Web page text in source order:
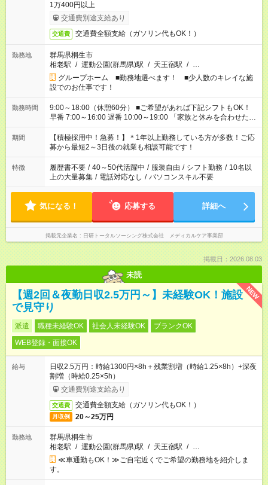
1万400円以上
交通費別途支給あり
交通費 交通費全額支給（ガソリン代もOK！）
勤務地
群馬県桐生市
相老駅 / 運動公園(群馬県)駅 / 天王宿駅 / …
グループホーム ■勤務地選べます！ ■少人数のキレイな施
設でのお仕事です！
勤務時間
9:00～18:00（休憩60分） ■ご希望があれば下記シフトもOK！
早番 7:00～16:00 遅番 10:00～19:00 「家族と休みを合わせた
い」 「余裕を持って夕飯の準備がしたい」 「できれば残業はし
たくない」 など、ご希望を教えてくださいね。 ※Wワーク希望
の方へ 今ご覧のお仕事で希望する勤務時間と、もう1つのお仕事
の勤務時間。 合計で週40時間を超える場合は応募できません。
期間
【積極採用中！急募！】＊1年以上勤務している方が多数！ご応
募から最短2～3日後の就業も相談可能です！
特徴 履歴書不要 / 40～50代活躍中 / 服装自由 / シフト勤務 / 10名以
上の大量募集 / 電話対応なし / パソコンスキル不要
気になる！ 応募する 詳細へ
掲載元企業名 日研トータルソーシング株式会社 メディカルケア事業部
掲載日：2026.08.03
未読
NEW
【週2回＆夜勤日収2.5万円～】未経験OK！施設
で見守り
派遣 職種未経験OK 社会人未経験OK
ブランクOK
WEB登録・面接OK
給与
日収2.5万円：時給1300円×8h＋残業割増（時給1.25×8h）+深夜
割増（時給0.25×5h）
交通費別途支給あり
交通費 交通費全額支給（ガソリン代もOK！）
月収例 20～25万円
勤務地
群馬県桐生市
相老駅 / 運動公園(群馬県)駅 / 天王宿駅 / …
≪車通勤もOK！≫ご自宅近くでご希望の勤務地を紹介しま
す。